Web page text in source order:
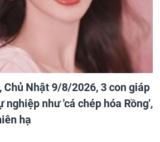
Chủ Nhật 9/8/2026, 3 con giáp
nghiệp như 'cá chép hóa Rồng',
hạ